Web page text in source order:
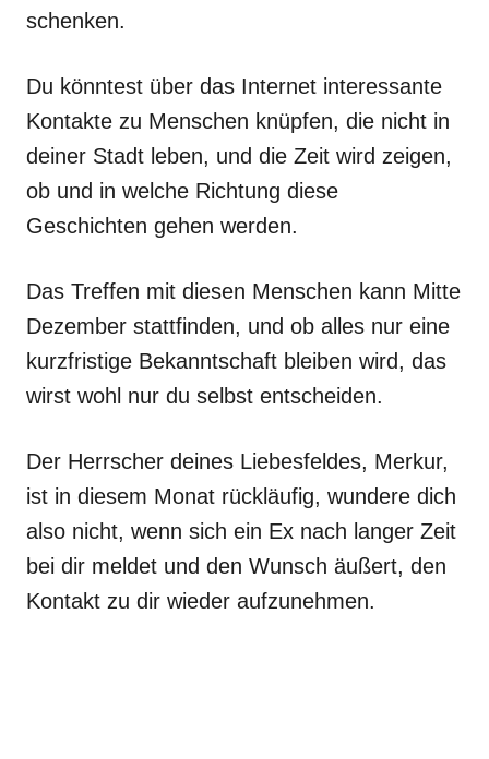
schenken.
Du könntest über das Internet interessante
Kontakte zu Menschen knüpfen, die nicht in
deiner Stadt leben, und die Zeit wird zeigen,
ob und in welche Richtung diese
Geschichten gehen werden.
Das Treffen mit diesen Menschen kann Mitte
Dezember stattfinden, und ob alles nur eine
kurzfristige Bekanntschaft bleiben wird, das
wirst wohl nur du selbst entscheiden.
Der Herrscher deines Liebesfeldes, Merkur,
ist in diesem Monat rückläufig, wundere dich
also nicht, wenn sich ein Ex nach langer Zeit
bei dir meldet und den Wunsch äußert, den
Kontakt zu dir wieder aufzunehmen.